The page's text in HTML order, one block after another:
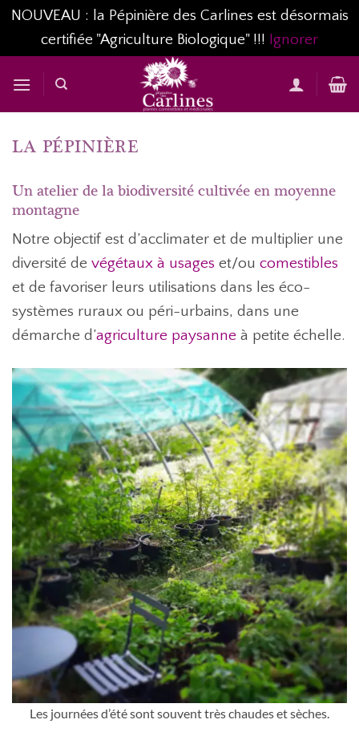
NOUVEAU : la Pépinière des Carlines est désormais
certifiée "Agriculture Biologique" !!! Ignorer
LA PÉPINIÈRE
Un atelier de la biodiversité cultivée en moyenne
montagne
Notre objectif est d’acclimater et de multiplier une
diversité de végétaux à usages et/ou comestibles
et de favoriser leurs utilisations dans les éco-
systèmes ruraux ou péri-urbains, dans une
démarche d’agriculture paysanne à petite échelle.
Les journées d’été sont souvent très chaudes et sèches.